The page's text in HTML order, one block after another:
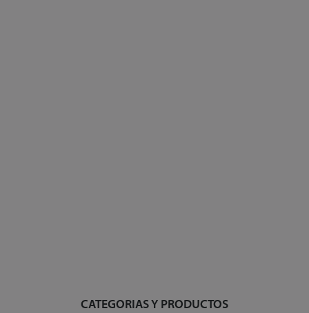
CATEGORIAS Y PRODUCTOS